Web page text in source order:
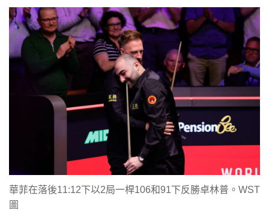
華菲在落後11:12下以2局一桿106和91下反勝卓林普。WST
圖